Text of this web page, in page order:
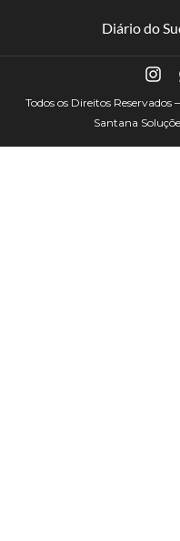
Diário do
Todos os Direitos Reservados
Santana